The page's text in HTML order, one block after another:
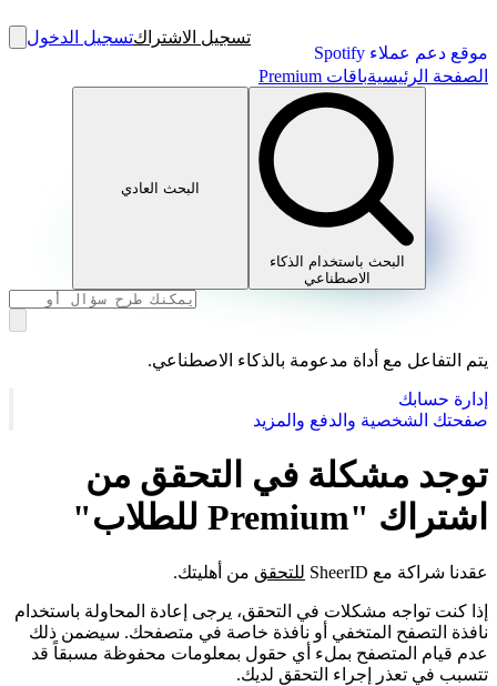
موقع دعم عملاء Spotify
تسجيل الاشتراكتسجيل الدخول
الصفحة الرئيسيةباقات Premium
البحث باستخدام الذكاء
الاصطناعي
البحث العادي
يتم التفاعل مع أداة مدعومة بالذكاء الاصطناعي.
إدارة حسابك
صفحتك الشخصية والدفع والمزيد
توجد مشكلة في التحقق من
اشتراك "Premium للطلاب"
عقدنا شراكة مع SheerID للتحقق من أهليتك.
إذا كنت تواجه مشكلات في التحقق، يرجى إعادة المحاولة باستخدام
نافذة التصفح المتخفي أو نافذة خاصة في متصفحك. سيضمن ذلك
عدم قيام المتصفح بملء أي حقول بمعلومات محفوظة مسبقاً قد
تتسبب في تعذر إجراء التحقق لديك.